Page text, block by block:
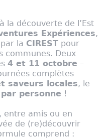
la découverte de l’Est
Expériences,
la CIREST pour
communes. Deux
4 et 11 octobre –
complètes
saveurs locales, le
personne !
entre amis ou en
de (re)découvrir
comprend :